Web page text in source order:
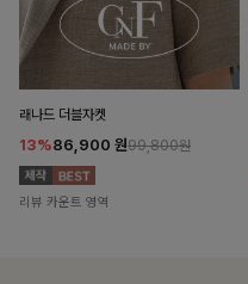
래나드 더블자켓
13%86,900 원99,800원
리뷰 카운트 영역